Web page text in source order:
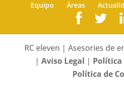
Equipo Áreas
RC eleven | Asesories de
|Aviso Legal | Política
Política de